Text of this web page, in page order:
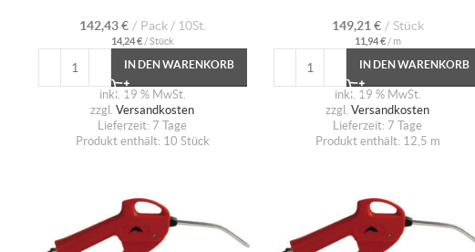
142,43€ Pack / 10St.
14,24€/Stück
IN DEN WARENKORB
inkl. 19 % MwSt.
zzgl. Versandkosten
Lieferzeit: 7 Tage
Produkt enthält: 10 Stück
149,21 € Stück
11,94€/ m
IN DEN WARENKORB
inkl. 19 % MwSt.
zzgl. Versandkosten
Lieferzeit: 7 Tage
Produkt enthält: 12,5 m